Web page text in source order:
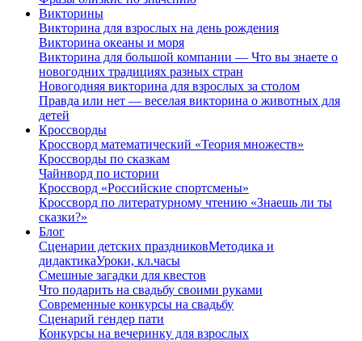
Викторины
Викторина для взрослых на день рождения
Викторина океаны и моря
Викторина для большой компании — Что вы знаете о
новогодних традициях разных стран
Новогодняя викторина для взрослых за столом
Правда или нет — веселая викторина о животных для
детей
Кроссворды
Кроссворд математический «Теория множеств»
Кроссворды по сказкам
Чайнворд по истории
Кроссворд «Российские спортсмены»
Кроссворд по литературному чтению «Знаешь ли ты
сказки?»
Блог
Сценарии детских праздниковМетодика и
дидактикаУроки, кл.часы
Смешные загадки для квестов
Что подарить на свадьбу своими руками
Современные конкурсы на свадьбу
Сценарий гендер пати
Конкурсы на вечеринку для взрослых